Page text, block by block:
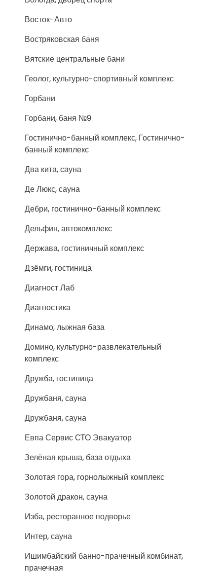
Восток-Авто
Востряковская баня
Вятские центральные бани
Геолог, культурно-спортивный комплекс
Горбани
Горбани, баня №9
Гостинично-банный комплекс, Гостинично-
банный комплекс
Два кита, сауна
Де Люкс, сауна
Дебри, гостинично-банный комплекс
Дельфин, автокомплекс
Держава, гостиничный комплекс
Дзёмги, гостиница
Диагност Лаб
Диагностика
Динамо, лыжная база
Домино, культурно-развлекательный
комплекс
Дружба, гостиница
Дружбаня, сауна
Дружбаня, сауна
Евпа Сервис СТО Эвакуатор
Зелёная крыша, база отдыха
Золотая гора, горнолыжный комплекс
Золотой дракон, сауна
Изба, ресторанное подворье
Интер, сауна
Ишимбайский банно-прачечный комбинат,
прачечная